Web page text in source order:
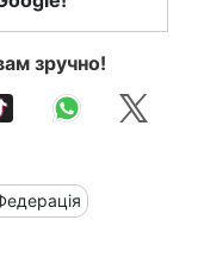
зручно!